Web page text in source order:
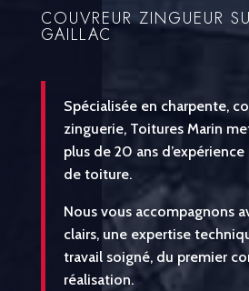
COUVREUR ZINGUEUR
GAILLAC
Spécialisée en charpente,
zinguerie, Toitures Marin
plus de 20 ans
de toiture.
Nous vous accompagnons
clairs, une expertise
travail soigné, du premier
réalisation.